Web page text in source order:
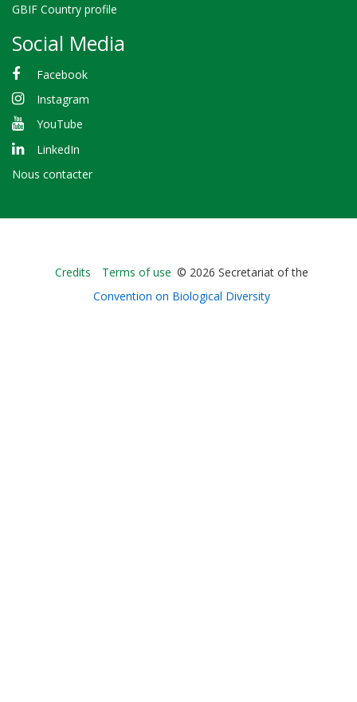
GBIF Country profile
Social Media
Facebook
Instagram
YouTube
LinkedIn
Nous contacter
Bioland
-
Credits Terms of use © 2026 Secretariat of the
Convention on Biological Diversity